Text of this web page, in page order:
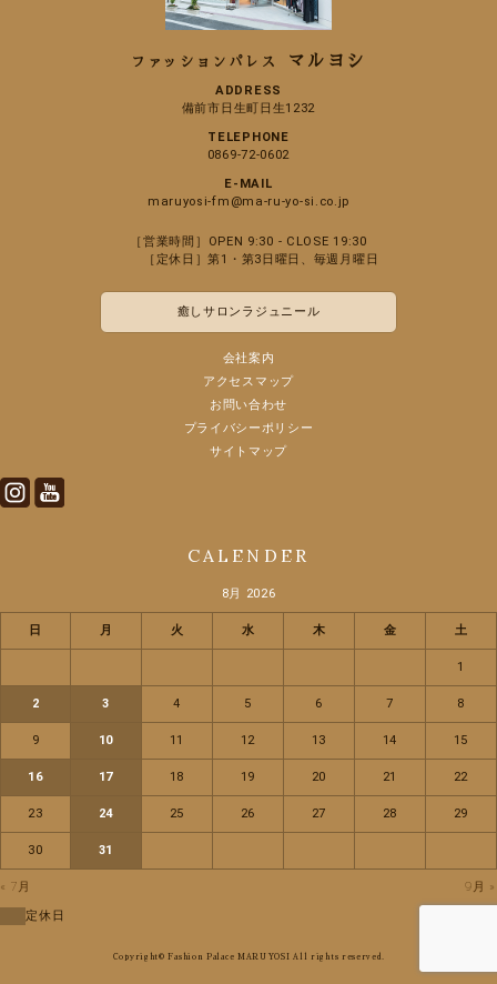
ファッションパレス マルヨシ
ADDRESS
備前市日生町日生1232
TELEPHONE
0869-72-0602
E-MAIL
maruyosi-fm@ma-ru-yo-si.co.jp
［営業時間］OPEN 9:30 - CLOSE 19:30
［定休日］第1・第3日曜日、毎週月曜日
癒しサロンラジュニール
会社案内
アクセスマップ
お問い合わせ
プライバシーポリシー
サイトマップ
Instagram
CALENDER
8月 2026
日 月 火 水 木 金 土
1
2 3 4 5 6 7 8
9 10 11 12 13 14 15
16 17 18 19 20 21 22
23 24 25 26 27 28 29
30 31
« 7月
9月 »
定休日
Copyright© Fashion Palace MARUYOSI All rights reserved.